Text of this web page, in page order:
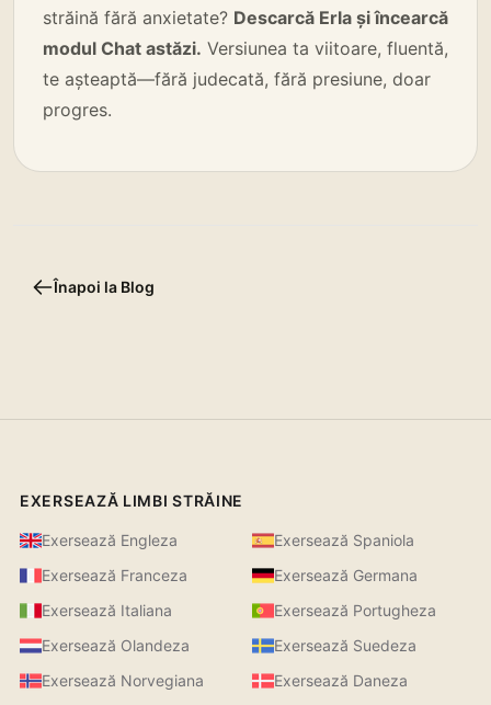
străină fără anxietate? Descarcă Erla și încearcă
modul Chat astăzi. Versiunea ta viitoare, fluentă,
te așteaptă—fără judecată, fără presiune, doar
progres.
Înapoi la Blog
EXERSEAZĂ LIMBI STRĂINE
Exersează Engleza
Exersează Spaniola
Exersează Franceza
Exersează Germana
Exersează Italiana
Exersează Portugheza
Exersează Olandeza
Exersează Suedeza
Exersează Norvegiana
Exersează Daneza